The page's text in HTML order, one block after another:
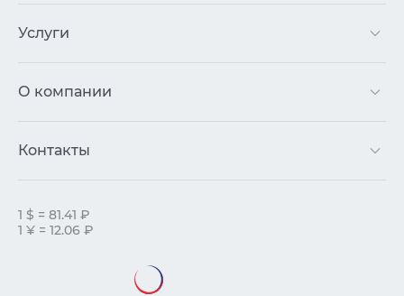
Услуги
О компании
Контакты
1 $ = 81.41 ₽
1 ¥ = 12.06 ₽